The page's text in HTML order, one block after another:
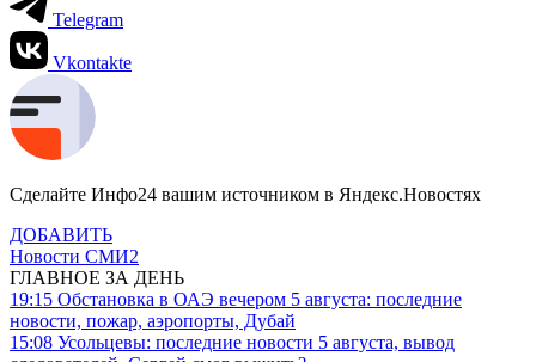
Telegram
Vkontakte
Сделайте Инфо24 вашим источником в Яндекс.Новостях
ДОБАВИТЬ
Новости СМИ2
ГЛАВНОЕ ЗА ДЕНЬ
19:15 Обстановка в ОАЭ вечером 5 августа: последние
новости, пожар, аэропорты, Дубай
15:08 Усольцевы: последние новости 5 августа, вывод